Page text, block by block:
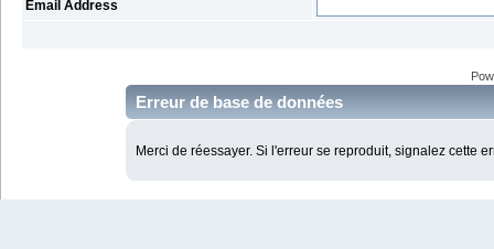
Email Address
Erreur de base de données
Merci de réessayer. Si l'erreur se reproduit, signalez cette